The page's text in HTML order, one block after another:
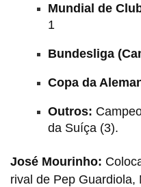
Mundial de
1
Bundesliga
Copa da
Outros:
da Suíça (3).
José Mourinho:
rival de Pep